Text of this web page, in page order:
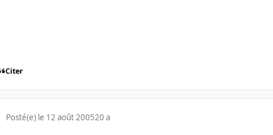
Citer
Posté(e) le 12 août 200520 a